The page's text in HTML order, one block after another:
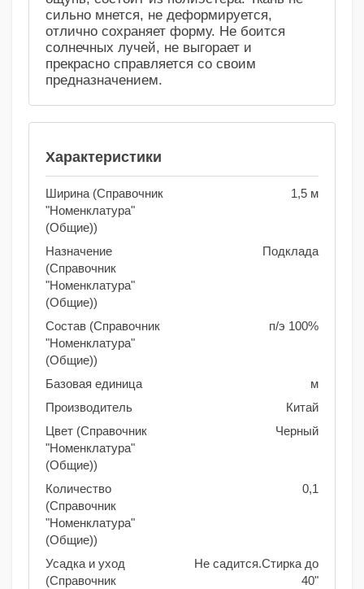
сильно мнется, не деформируется,
отлично сохраняет форму. Не боится
солнечных лучей, не выгорает и
прекрасно справляется со своим
предназначением.
Характеристики
Ширина (Справочник
"Номенклатура"
(Общие))
1,5 м
Назначение
(Справочник
"Номенклатура"
(Общие))
Подклада
Состав (Справочник
"Номенклатура"
(Общие))
п/э 100%
Базовая единица
м
Производитель
Китай
Цвет (Справочник
"Номенклатура"
(Общие))
Черный
Количество
(Справочник
"Номенклатура"
(Общие))
0,1
Усадка и уход
(Справочник
Не садится.Стирка до
40"